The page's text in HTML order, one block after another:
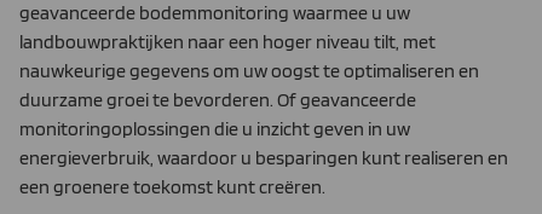
geavanceerde bodemmonitoring waarmee u uw
landbouwpraktijken naar een hoger niveau tilt, met
nauwkeurige gegevens om uw oogst te optimaliseren en
duurzame groei te bevorderen. Of geavanceerde
monitoringoplossingen die u inzicht geven in uw
energieverbruik, waardoor u besparingen kunt realiseren en
een groenere toekomst kunt creëren.